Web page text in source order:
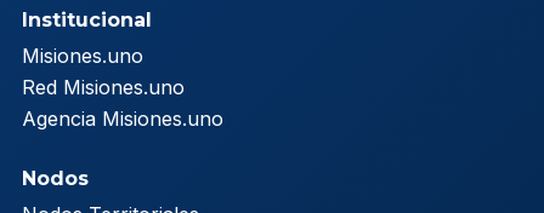
Institucional
Misiones.uno
Red Misiones.uno
Agencia Misiones.uno
Nodos